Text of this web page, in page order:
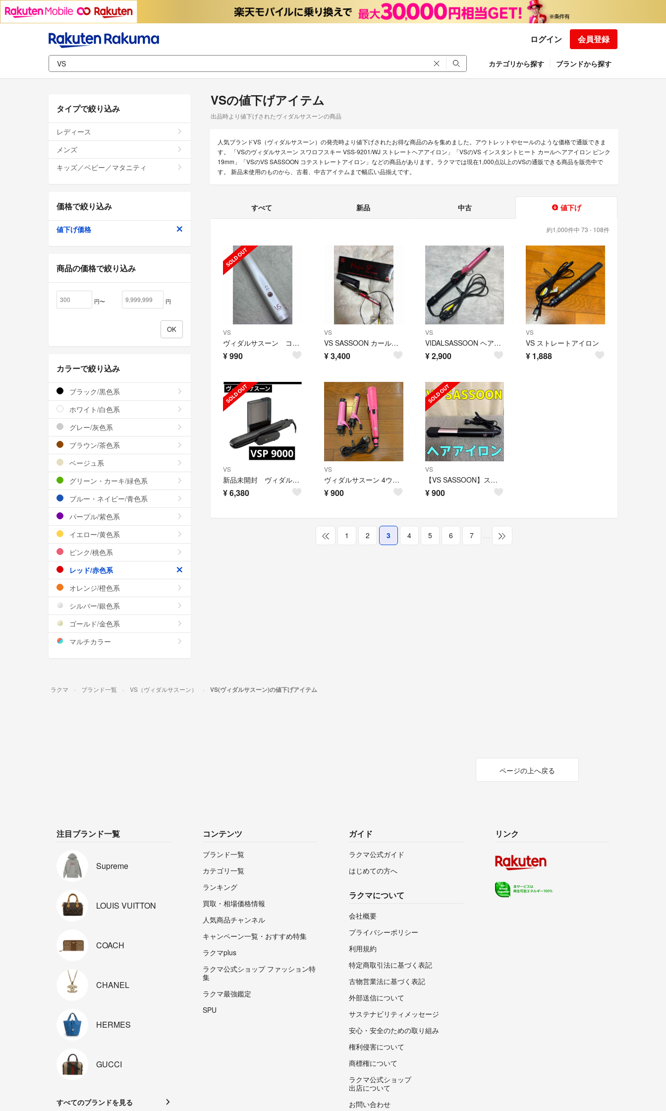
ログイン 会員登録
カテゴリから探す ブランドから探す
VSの値下げアイテム
出品時より値下げされたヴィダルサスーンの商品
人気ブランドVS（ヴィダルサスーン）の発売時より値下げされたお得な商品のみを集めました。アウトレットやセールのような価格で通販できま
す。 「VSのヴィダルサスーン スワロフスキー VSS-9201/WJ ストレートヘアアイロン」「VSのVS インスタントヒート カールヘアアイロン ピンク
19mm」「VSのVS SASSOON コテストレートアイロン」などの商品があります。ラクマでは現在1,000点以上のVSの通販できる商品を販売中で
す。 新品未使用のものから、古着、中古アイテムまで幅広い品揃えです。
すべて 新品 中古 値下げ
約1,000件中 73 - 108件
VS
ヴィダルサスーン コードレス ストレートヘアアイロン ホワイト 本体のみ
¥990
VS
VS SASSOON カールアイロン マジックシャイン ヘアアイロン VSI-3
¥3,400
VS
VIDALSASSOON ヘアアイロン
¥2,900
VS
VS ストレートアイロン
¥ 1,888
VS
新品未開封 ヴィダルサスーン VSP 9000 スチームストレートヘアアイロン⑥
¥6,380
VS
ヴィダルサスーン 4ウェイヘアアイロン VSW-2800(1台)
¥900
VS
【VS SASSOON】ストレートヘアアイロン
¥900
1 2 3 4 5 6 7 …
タイプで絞り込み
レディース
メンズ
キッズ／ベビー／マタニティ
価格で絞り込み
値下げ価格
商品の価格で絞り込み
円〜 円
カラーで絞り込み
ブラック/黒色系
ホワイト/白色系
グレー/灰色系
ブラウン/茶色系
ベージュ系
グリーン・カーキ/緑色系
ブルー・ネイビー/青色系
パープル/紫色系
イエロー/黄色系
ピンク/桃色系
レッド/赤色系
オレンジ/橙色系
シルバー/銀色系
ゴールド/金色系
マルチカラー
ラクマ ブランド一覧 VS（ヴィダルサスーン） VS(ヴィダルサスーン)の値下げアイテム
ページの上へ戻る
注目ブランド一覧
Supreme
LOUIS VUITTON
COACH
CHANEL
HERMES
GUCCI
すべてのブランドを見る
コンテンツ
ブランド一覧
カテゴリ一覧
ランキング
買取・相場価格情報
人気商品チャンネル
キャンペーン一覧・おすすめ特集
ラクマplus
ラクマ公式ショップ ファッション特
集
ラクマ最強鑑定
SPU
ガイド
ラクマ公式ガイド
はじめての方へ
ラクマについて
会社概要
プライバシーポリシー
利用規約
特定商取引法に基づく表記
古物営業法に基づく表記
外部送信について
サステナビリティメッセージ
安心・安全のための取り組み
権利侵害について
商標権について
ラクマ公式ショップ
出店について
お問い合わせ
リンク